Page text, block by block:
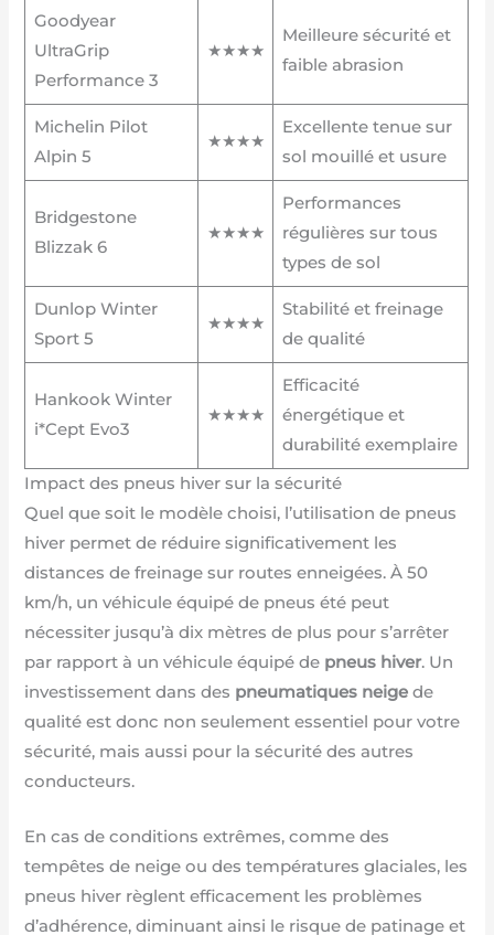
Goodyear
UltraGrip
Performance 3
★★★★
Meilleure sécurité et
faible abrasion
Michelin Pilot
Alpin 5
★★★★
Excellente tenue sur
sol mouillé et usure
Bridgestone
Blizzak 6
★★★★
Performances
régulières sur tous
types de sol
Dunlop Winter
Sport 5
★★★★
Stabilité et freinage
de qualité
Hankook Winter
i*Cept Evo3
★★★★
Efficacité
énergétique et
durabilité exemplaire
Impact des pneus hiver sur la sécurité
Quel que soit le modèle choisi, l’utilisation de pneus
hiver permet de réduire significativement les
distances de freinage sur routes enneigées. À 50
km/h, un véhicule équipé de pneus été peut
nécessiter jusqu’à dix mètres de plus pour s’arrêter
par rapport à un véhicule équipé de pneus hiver. Un
investissement dans des pneumatiques neige de
qualité est donc non seulement essentiel pour votre
sécurité, mais aussi pour la sécurité des autres
conducteurs.
En cas de conditions extrêmes, comme des
tempêtes de neige ou des températures glaciales, les
pneus hiver règlent efficacement les problèmes
d’adhérence, diminuant ainsi le risque de patinage et